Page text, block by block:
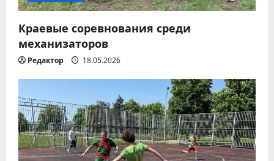
а
п
и
с
я
м
Краевые соревнования среди
механизаторов
Редактор 18.05.2026